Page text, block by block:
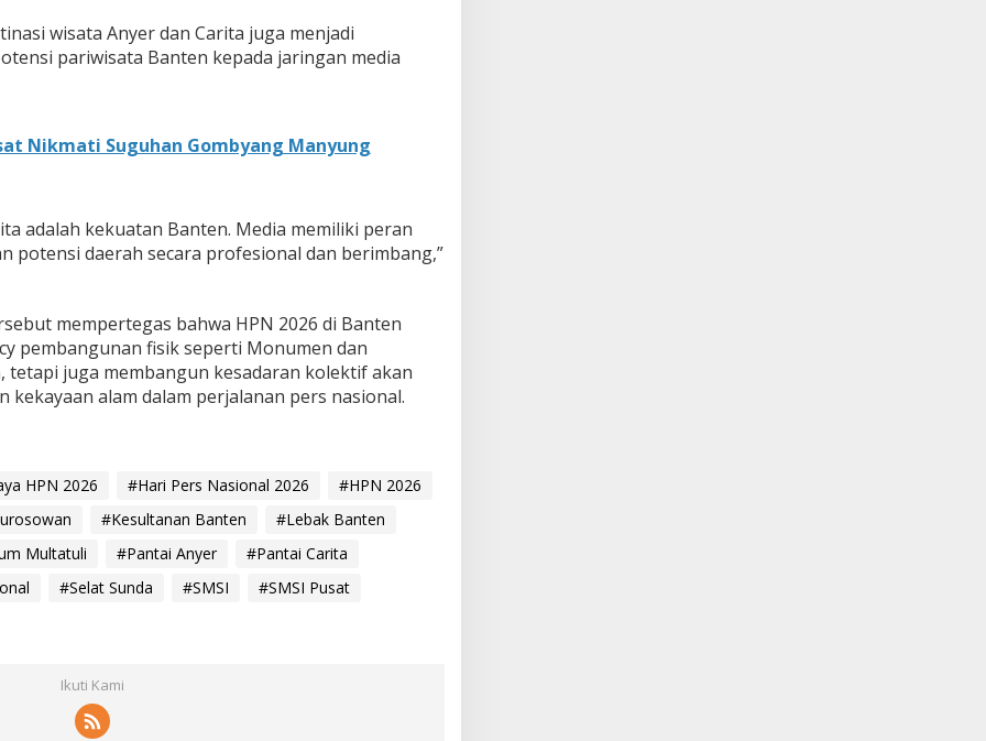
wisata Anyer dan Carita juga menjadi
pariwisata Banten kepada jaringan media
Nikmati Suguhan Gombyang Manyung
adalah kekuatan Banten. Media memiliki peran
potensi daerah secara profesional dan berimbang,”
mempertegas bahwa HPN 2026 di Banten
pembangunan fisik seperti Monumen dan
tetapi juga membangun kesadaran kolektif akan
kekayaan alam dalam perjalanan pers nasional.
HPN 2026 #Hari Pers Nasional 2026
#HPN 2026
#Kesultanan Banten
#Lebak Banten
Multatuli #Pantai Anyer
#Pantai Carita
#Selat Sunda #SMSI
#SMSI Pusat
Ikuti Kami